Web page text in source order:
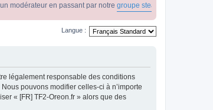
en passant par notregroupe steam
Langue :
légalement responsable des conditions
pouvons modifier celles-ci à n’importe
« [FR] TF2-Oreon.fr » alors que des